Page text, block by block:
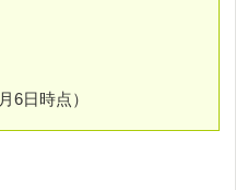
6日時点）